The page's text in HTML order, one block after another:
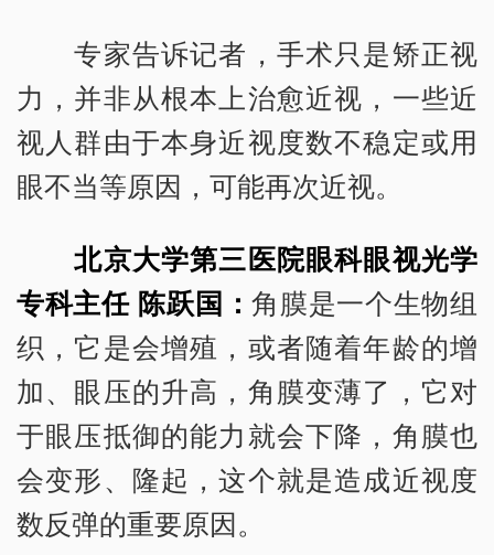
专家告诉记者，手术只是矫正视
力，并非从根本上治愈近视，一些近
视人群由于本身近视度数不稳定或用
眼不当等原因，可能再次近视。
北京大学第三医院眼科眼视光学
专科主任 陈跃国：角膜是一个生物组
织，它是会增殖，或者随着年龄的增
加、眼压的升高，角膜变薄了，它对
于眼压抵御的能力就会下降，角膜也
会变形、隆起，这个就是造成近视度
数反弹的重要原因。